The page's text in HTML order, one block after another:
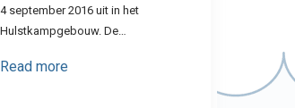
4 september 2016 uit in het
Hulstkampgebouw. De…
Read more